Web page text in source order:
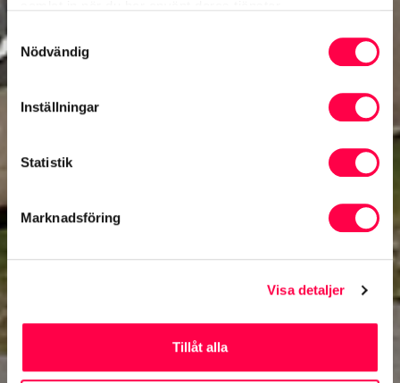
Samtyckesval
Nödvändig
Inställningar
Statistik
Marknadsföring
Visa detaljer
Tillåt alla